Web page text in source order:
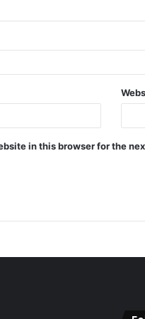
in this browser for the